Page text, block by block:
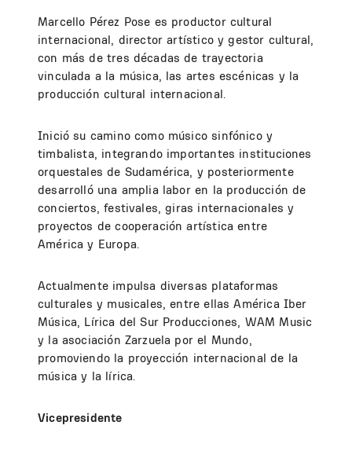
Marcello Pérez Pose es productor cultural
internacional, director artístico y gestor cultural,
con más de tres décadas de trayectoria
vinculada a la música, las artes escénicas y la
producción cultural internacional.
Inició su camino como músico sinfónico y
timbalista, integrando importantes instituciones
orquestales de Sudamérica, y posteriormente
desarrolló una amplia labor en la producción de
conciertos, festivales, giras internacionales y
proyectos de cooperación artística entre
América y Europa.
Actualmente impulsa diversas plataformas
culturales y musicales, entre ellas América Iber
Música, Lírica del Sur Producciones, WAM Music
y la asociación Zarzuela por el Mundo,
promoviendo la proyección internacional de la
música y la lírica.
Vicepresidente